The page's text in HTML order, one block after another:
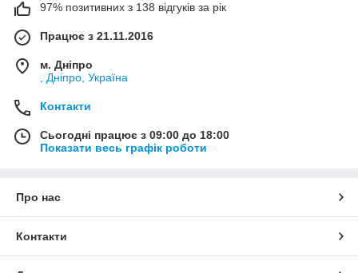
97% позитивних з 138 відгуків за рік
Працює з 21.11.2016
м. Дніпро
, Дніпро, Україна
Контакти
Сьогодні працює з 09:00 до 18:00
Показати весь графік роботи
Про нас
Контакти